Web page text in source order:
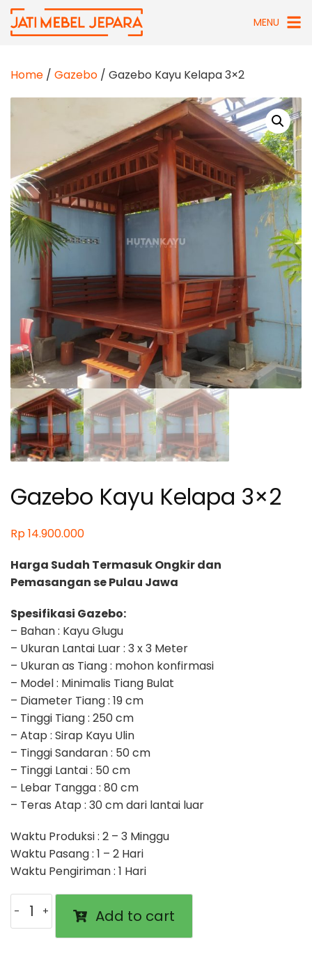
Skip
to
MENU
Home / Gazebo / Gazebo Kayu Kelapa 3×2
Gazebo Kayu Kelapa 3×2
Rp14.900.000
Harga Sudah Termasuk Ongkir dan
Pemasangan se Pulau Jawa
Spesifikasi Gazebo:
– Bahan : Kayu Glugu
– Ukuran Lantai Luar : 3 x 3 Meter
– Ukuran as Tiang : mohon konfirmasi
– Model : Minimalis Tiang Bulat
– Diameter Tiang : 19 cm
– Tinggi Tiang : 250 cm
– Atap : Sirap Kayu Ulin
– Tinggi Sandaran : 50 cm
– Tinggi Lantai : 50 cm
– Lebar Tangga : 80 cm
– Teras Atap : 30 cm dari lantai luar
Waktu Produksi : 2 – 3 Minggu
Waktu Pasang : 1 – 2 Hari
Waktu Pengiriman : 1 Hari
Gazebo
Kayu
Add to cart